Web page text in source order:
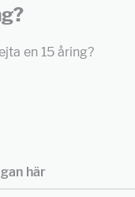
en 15 åring?
här